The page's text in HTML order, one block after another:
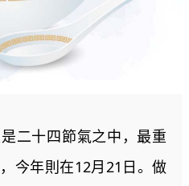
二十四節氣之中，最重
今年則在12月21日。做